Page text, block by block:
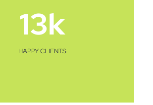
13k
HAPPY CLIENTS